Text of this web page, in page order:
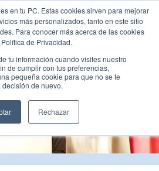
en tu PC. Estas cookies sirven para mejorar
más personalizados, tanto en este sitio
Para conocer más acerca de las cookies
de Privacidad.
tu información cuando visites nuestro
de cumplir con tus preferencias,
pequeña cookie para que no se te
de nuevo.
Rechazar